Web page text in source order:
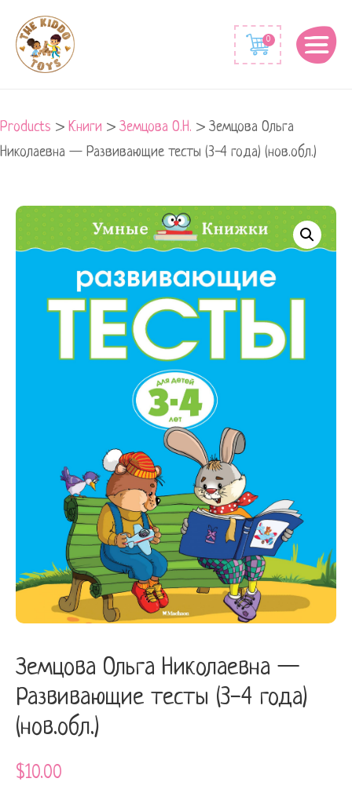
0
Products > Книги > Земцова О.Н. > Земцова Ольга
Николаевна — Развивающие тесты (3-4 года) (нов.обл.)
Земцова Ольга Николаевна —
Развивающие тесты (3-4 года)
(нов.обл.)
$10.00
Земцова
Ольга
Развивающие